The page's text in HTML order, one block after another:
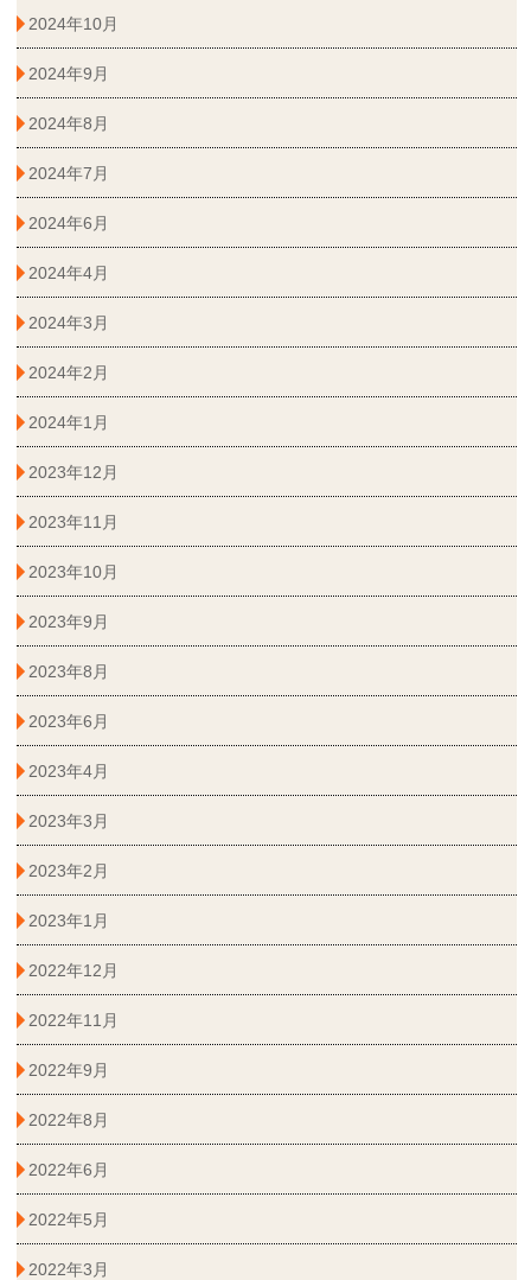
2024年10月
2024年9月
2024年8月
2024年7月
2024年6月
2024年4月
2024年3月
2024年2月
2024年1月
2023年12月
2023年11月
2023年10月
2023年9月
2023年8月
2023年6月
2023年4月
2023年3月
2023年2月
2023年1月
2022年12月
2022年11月
2022年9月
2022年8月
2022年6月
2022年5月
2022年3月